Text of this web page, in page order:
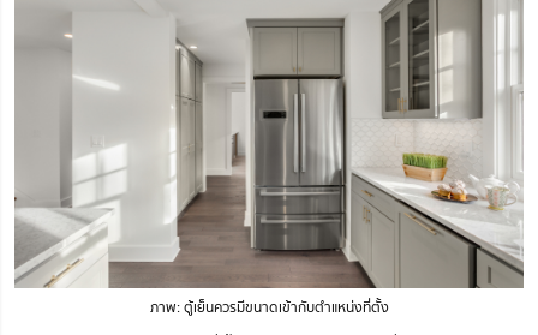
ภาพ: ตู้เย็นควรมีขนาดเข้ากับตำแหน่งที่ตั้ง